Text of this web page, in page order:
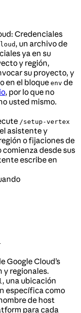
Credenciales
, un archivo de
ya en su
y región,
su proyecto, y
en el bloque env de
, por lo que no
usted mismo.
/setup-vertex
asistente y
o fijaciones de
comienza desde sus
escribe en
Google Cloud’s
y regionales.
, una ubicación
específica como
de host
para cada